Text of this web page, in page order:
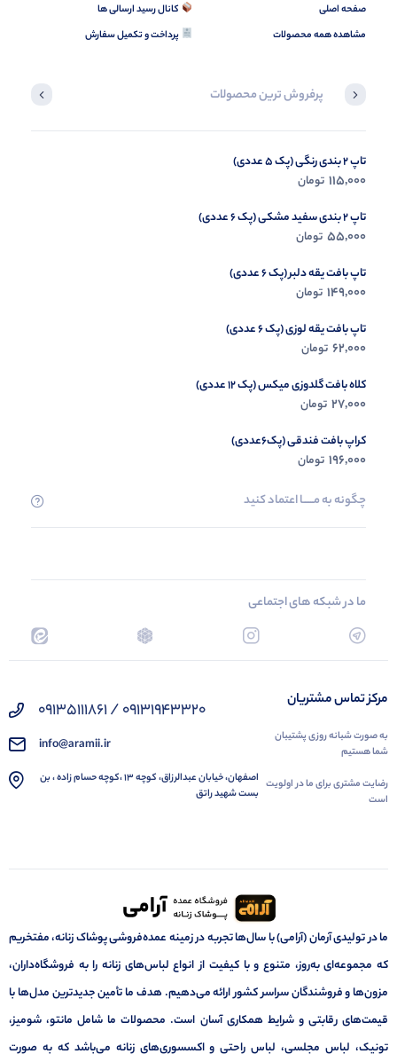
صفحه اصلی
مشاهده همه محصولات
کانال رسید ارسالی ها
پرداخت و تکمیل سفارش
پرفروش ترین محصولات
تاپ 2 بندی رنگی (پک 5 عددی)
115,000 تومان
تاپ 2 بندی سفید مشکی (پک 6 عددی)
55,000 تومان
تاپ بافت یقه دلبر (پک 6 عددی)
149,000 تومان
تاپ بافت یقه لوزی (پک 6 عددی)
62,000 تومان
کلاه بافت گلدوزی میکس (پک 12 عددی)
27,000 تومان
کراپ بافت فندقی (پک6عددی)
196,000 تومان
شومیز مانتویی تک جیب فندی (پک 4 عددی)
395,000 تومان
چگونه به مــــــا اعتماد کنید
ما در شبکه های اجتماعی
مرکز تماس مشتریان
به صورت شبانه روزی پشتیبان
شما هستیم
رضایت مشتری برای ما در اولویت
است
09131943320 / 09135111861
info@aramii.ir
اصفهان، خیابان عبدالرزاق، کوچه 13 ،کوچه حسام زاده ، بن
بست شهید راتق
ما در تولیدی آرمان (آرامی) با سال‌ها تجربه در زمینه عمده‌فروشی پوشاک زنانه، مفتخریم
که مجموعه‌ای به‌روز، متنوع و با کیفیت از انواع لباس‌های زنانه را به فروشگاه‌داران،
مزون‌ها و فروشندگان سراسر کشور ارائه می‌دهیم. هدف ما تأمین جدیدترین مدل‌ها با
قیمت‌های رقابتی و شرایط همکاری آسان است. محصولات ما شامل مانتو، شومیز،
تونیک، لباس مجلسی، لباس راحتی و اکسسوری‌های زنانه می‌باشد که به صورت